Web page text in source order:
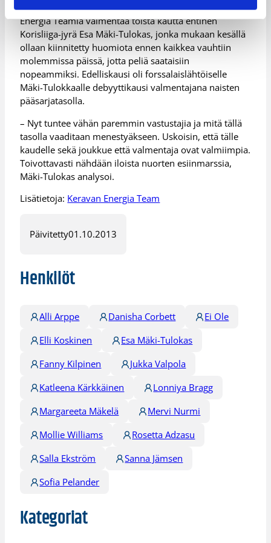
Energia Teamia valmentaa toista kautta entinen
Korisliiga-jyrä Esa Mäki-Tulokas, jonka mukaan kesällä
ollaan kiinnitetty huomiota ennen kaikkea vauhtiin
molemmissa päissä, jotta peliä saataisiin
nopeammiksi. Edelliskausi oli forssalaislähtöiselle
Mäki-Tulokkaalle debyyttikausi valmentajana naisten
pääsarjatasolla.
– Nyt tuntee vähän paremmin vastustajia ja mitä tällä
tasolla vaaditaan menestyäkseen. Uskoisin, että tälle
kaudelle sekä joukkue että valmentaja ovat valmiimpia.
Toivottavasti nähdään iloista nuorten esiinmarssia,
Mäki-Tulokas analysoi.
Lisätietoja: Keravan Energia Team
Päivitetty01.10.2013
Henkilöt
Alli Arppe Danisha Corbett
Ei Ole
Elli Koskinen
Esa Mäki-Tulokas
Fanny Kilpinen
Jukka Valpola
Katleena Kärkkäinen
Lonniya Bragg
Margareeta Mäkelä
Mervi Nurmi
Mollie Williams
Rosetta Adzasu
Salla Ekström
Sanna Jämsen
Sofia Pelander
Kategoriat